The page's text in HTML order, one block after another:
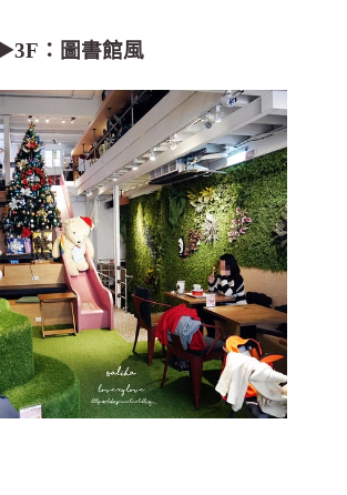
▶3F：圖書館風